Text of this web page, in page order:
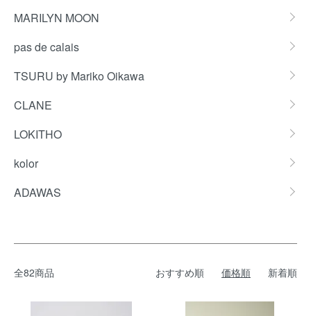
MARILYN MOON
pas de calais
TSURU by Mariko Oikawa
CLANE
LOKITHO
kolor
ADAWAS
全82商品 おすすめ順 価格順 新着順